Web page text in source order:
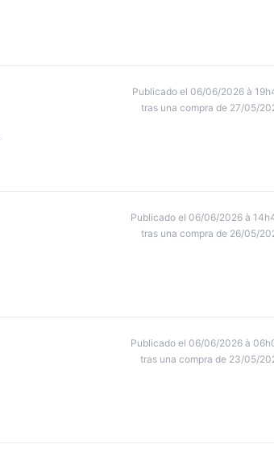
Publicado el 06/06/2026 à
tras una compra de 27/05/
Publicado el 06/06/2026 à
tras una compra de 26/05/
Publicado el 06/06/2026 à
tras una compra de 23/05/